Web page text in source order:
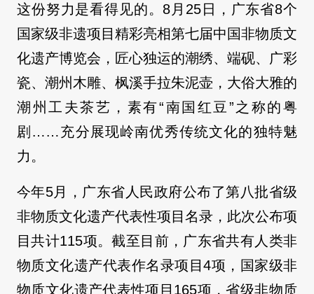
这份努力是看得见的。8月25日，广东省8个
国家级非遗项目精彩亮相第七届中国非物质文
化遗产博览会，匠心独运的潮绣、端砚、广彩
瓷、潮州木雕、枫溪手拉朱泥壶，大俗大雅的
潮州工夫茶艺，素有“南国红豆”之称的粤
剧……充分展现岭南优秀传统文化的独特魅
力。
今年5月，广东省人民政府公布了第八批省级
非物质文化遗产代表性项目名录，此次公布项
目共计115项。截至目前，广东省共有人类非
物质文化遗产代表作名录项目4项，国家级非
物质文化遗产代表性项目165项，省级非物质